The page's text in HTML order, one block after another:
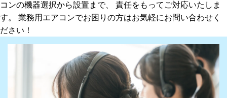
コンの機器選択から設置まで、 責任をもってご対応いたしま
す。 業務用エアコンでお困りの方はお気軽にお問い合わせく
ださい！